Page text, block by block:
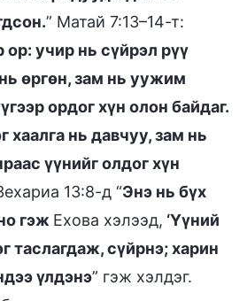
” Матай 7:13–14-т:
ор: учир нь сүйрэл рүү
өргөн, зам нь уужим
ордог хүн олон байдаг.
хаалга нь давчуу, зам нь
үүнийг олдог хүн
13:8-д “Энэ нь бүх
гэж Ехова хэлээд, ‘Үүний
таслагдаж, сүйрнэ; харин
үлдэнэ” гэж хэлдэг.